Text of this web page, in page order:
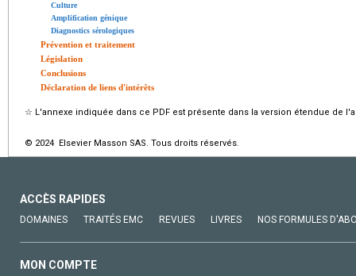
Culture
Amplification génique
Diagnostics sérologiques
Prévention et traitement
Législation
Conclusions
Déclaration de liens d'intérêts
☆ L'annexe indiquée dans ce PDF est présente dans la version étendue de
© 2024 Elsevier Masson SAS. Tous droits réservés.
ACCÈS RAPIDES
DOMAINES TRAITÉS EMC REVUES LIVRES NOS FORMULES
MON COMPTE